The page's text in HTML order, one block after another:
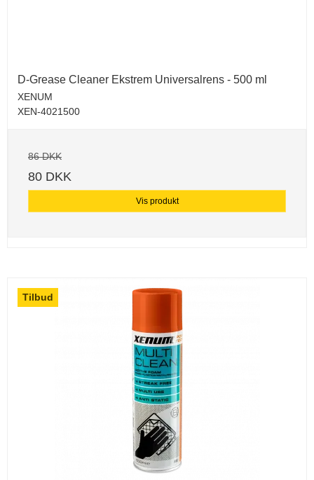
D-Grease Cleaner Ekstrem Universalrens - 500 ml
XENUM
XEN-4021500
86 DKK
80 DKK
Vis produkt
Tilbud